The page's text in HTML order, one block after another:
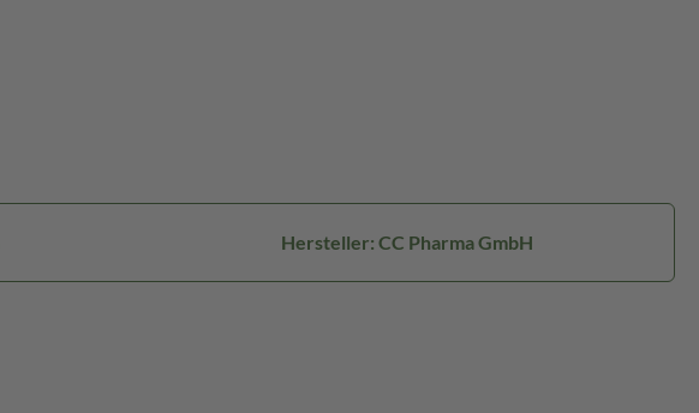
Hersteller: CC Pharma GmbH